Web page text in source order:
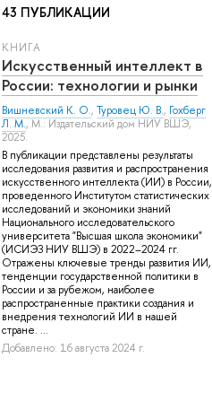
43 ПУБЛИКАЦИИ
КНИГА
Искусственный интеллект в
России: технологии и рынки
Вишневский К. О., Туровец Ю. В., Гохберг
Л. М., М.: Издательский дом НИУ ВШЭ,
2025.
В публикации представлены результаты
исследования развития и распространения
искусственного интеллекта (ИИ) в России,
проведенного Институтом статистических
исследований и экономики знаний
Национального исследовательского
университета "Высшая школа экономики"
(ИСИЭЗ НИУ ВШЭ) в 2022–2024 гг.
Отражены ключевые тренды развития ИИ,
тенденции государственной политики в
России и за рубежом, наиболее
распространенные практики создания и
внедрения технологий ИИ в нашей
стране. ...
Добавлено: 16 августа 2024 г.